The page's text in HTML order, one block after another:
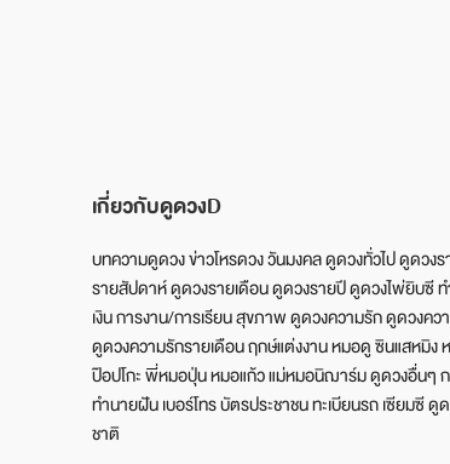
เกี่ยวกับดูดวงD
บทความดูดวง ข่าวโหรดวง วันมงคล ดูดวงทั่วไป ดูดวง
รายสัปดาห์ ดูดวงรายเดือน ดูดวงรายปี ดูดวงไพ่ยิบซี
เงิน การงาน/การเรียน สุขภาพ ดูดวงความรัก ดูดวงคว
ดูดวงความรักรายเดือน ฤกษ์แต่งงาน หมอดู ซินแสหมิง
ป๊อปโกะ พี่หมอปุ่น หมอแก้ว แม่หมอนิฌาร์ม ดูดวงอื่นๆ
ทำนายฝัน เบอร์โทร บัตรประชาชน ทะเบียนรถ เซียมซี
ชาติ